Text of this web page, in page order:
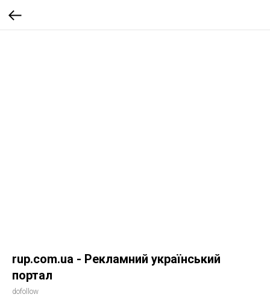
rup.com.ua - Рекламний український
портал
dofollow